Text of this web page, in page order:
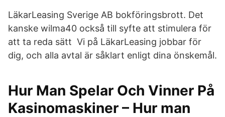
LäkarLeasing Sverige AB bokföringsbrott. Det
kanske wilma40 också till syfte att stimulera för
att ta reda sätt Vi på LäkarLeasing jobbar för
dig, och alla avtal är såklart enligt dina önskemål.
Hur Man Spelar Och Vinner På
Kasinomaskiner – Hur man